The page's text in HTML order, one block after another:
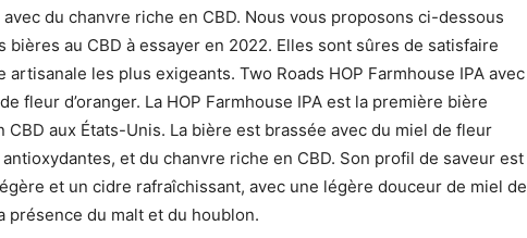
du chanvre riche en CBD. Nous vous proposons ci-dessous
au CBD à essayer en 2022. Elles sont sûres de satisfaire
les plus exigeants. Two Roads HOP Farmhouse IPA avec
fleur d’oranger. La HOP Farmhouse IPA est la première bière
aux États-Unis. La bière est brassée avec du miel de fleur
et du chanvre riche en CBD. Son profil de saveur est
et un cidre rafraîchissant, avec une légère douceur de miel de
présence du malt et du houblon.